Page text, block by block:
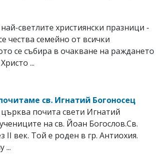
светлите християнски празници -
чества семейно от всички
се събира в очакване на раждането
...
св. Игнатий Богоносец
почита свети Игнатий
на св. Йоан Богослов.Св.
ІІ век. Той е роден в гр. Антиохия.
...